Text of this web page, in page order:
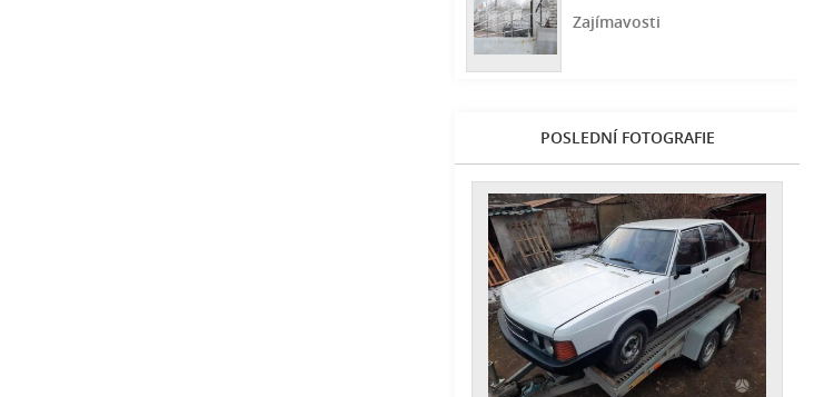
Zajímavosti
POSLEDNÍ FOTOGRAFIE